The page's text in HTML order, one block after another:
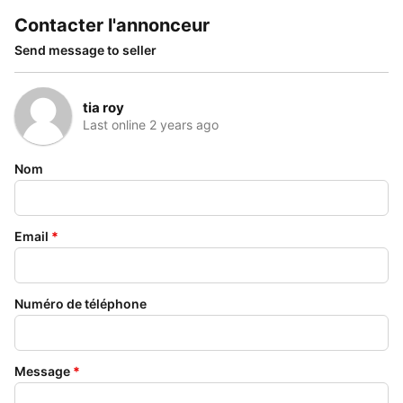
Contacter l'annonceur
Send message to seller
tia roy
Last online 2 years ago
Nom
Email *
Numéro de téléphone
Message *